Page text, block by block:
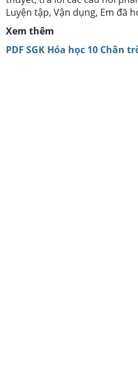
Luyện tập, Vận dụng, Em đã
Xem thêm
PDF SGK Hóa học 10 Chân